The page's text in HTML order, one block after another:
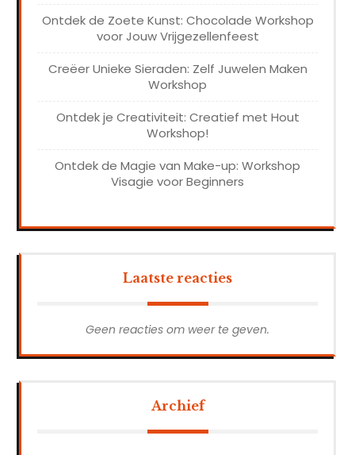
Ontdek de Zoete Kunst: Chocolade Workshop
voor Jouw Vrijgezellenfeest
Creëer Unieke Sieraden: Zelf Juwelen Maken
Workshop
Ontdek je Creativiteit: Creatief met Hout
Workshop!
Ontdek de Magie van Make-up: Workshop
Visagie voor Beginners
Laatste reacties
Geen reacties om weer te geven.
Archief